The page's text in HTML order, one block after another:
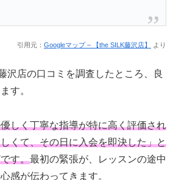
引用元： Googleマップ – 【the SILK藤沢店】 より
沢店の口コミを調査したところ、良
す。
しく丁寧な指導が特に高く評価され
くて、その日に入会を即決した」と
す。最初の緊張が、レッスンの途中
感が伝わってきます。